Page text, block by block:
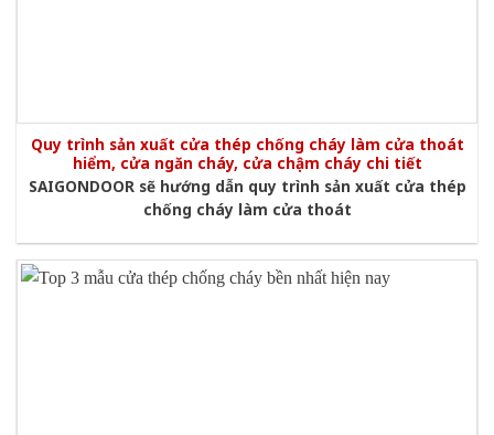
Quy trình sản xuất cửa thép chống cháy làm cửa thoát
hiểm, cửa ngăn cháy, cửa chậm cháy chi tiết
SAIGONDOOR sẽ hướng dẫn quy trình sản xuất cửa thép
chống cháy làm cửa thoát